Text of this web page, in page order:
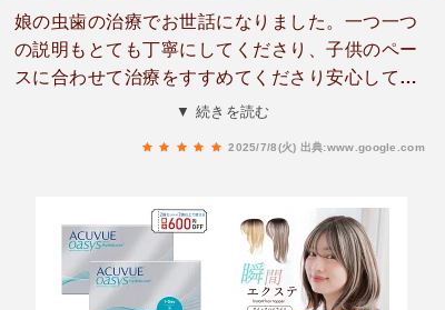
娘の虫歯の治療でお世話になりました。一つ一つ
の説明もとても丁寧にしてくださり、子供のペー
スに合わせて治療をすすめてくださり安心して受
けることが出来ました。今後ともよろしくお願い
▼ 続きを読む
2025/7/8(火) 出典:www.google.com